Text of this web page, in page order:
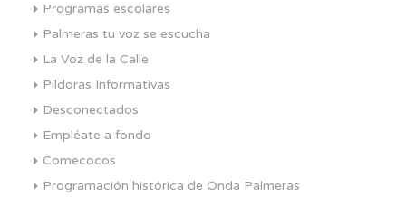
Programas escolares
Palmeras tu voz se escucha
La Voz de la Calle
Píldoras Informativas
Desconectados
Empléate a fondo
Comecocos
Programación histórica de Onda Palmeras